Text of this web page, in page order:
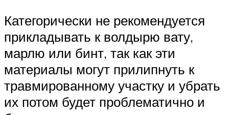
Категорически не рекомендуется
прикладывать к волдырю вату,
марлю или бинт, так как эти
материалы могут прилипнуть к
травмированному участку и убрать
их потом будет проблематично и